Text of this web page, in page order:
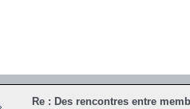
Re : Des rencontres entre